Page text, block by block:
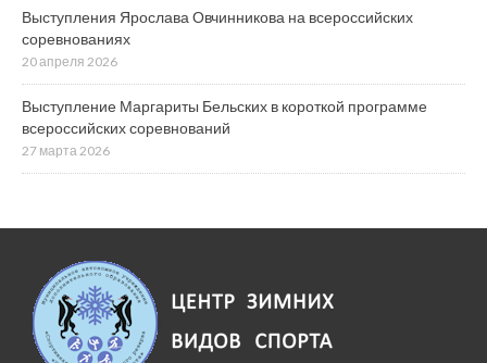
Выступления Ярослава Овчинникова на всероссийских
соревнованиях
20 апреля 2026
Выступление Маргариты Бельских в короткой программе
всероссийских соревнований
27 марта 2026